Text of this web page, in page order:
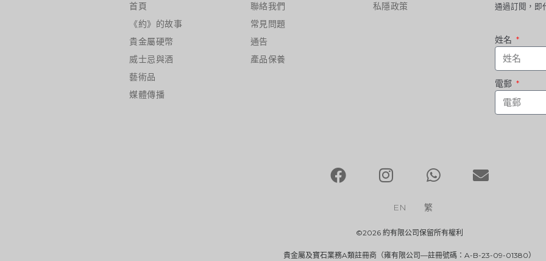
首頁
《約》的故事
貴金屬硬幣
威士忌與酒
藝術品
媒體傳播
聯絡我們
常見問題
通告
產品保養
私隱政策 通過訂閱，即
姓名
電郵
EN 繁
©2026 約有限公司保留所有權利
貴金屬及寶石業務A類註冊商（雍有限公司—註冊號碼：A-B-23-09-01380）